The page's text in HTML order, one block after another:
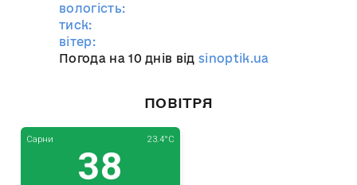
вологість:
тиск:
вітер:
Погода на 10 днів відsinoptik.ua
ПОВІТРЯ